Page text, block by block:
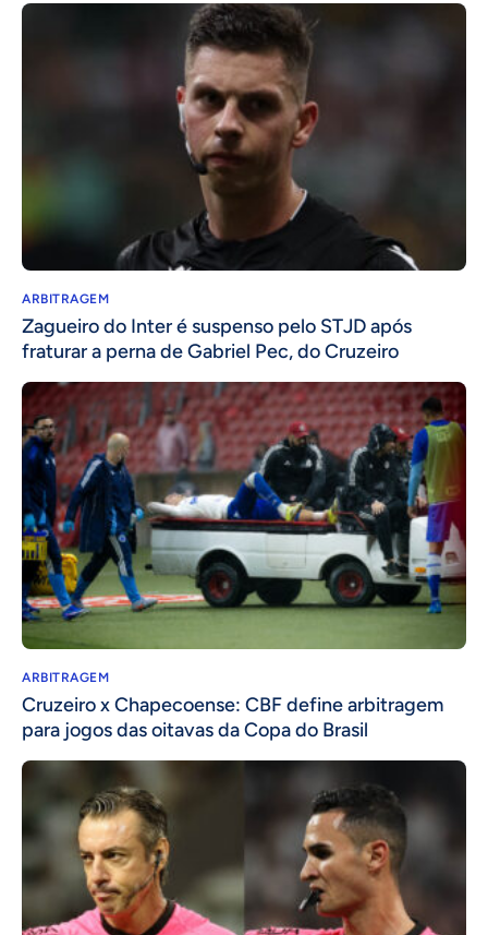
ARBITRAGEM
Zagueiro do Inter é suspenso pelo STJD após
fraturar a perna de Gabriel Pec, do Cruzeiro
ARBITRAGEM
Cruzeiro x Chapecoense: CBF define arbitragem
para jogos das oitavas da Copa do Brasil